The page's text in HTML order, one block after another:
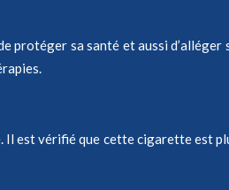
protéger sa santé et aussi
est vérifié que cette cigarette est